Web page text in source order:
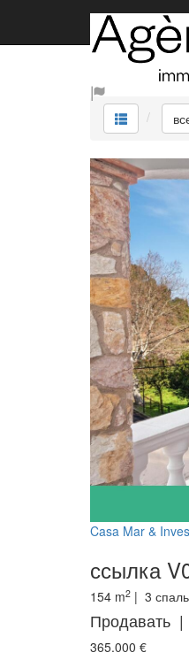
Casa Mar &
ссылка
154 m2 | 3
Продавать
365.000 €